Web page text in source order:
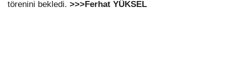
törenini bekledi. >>>Ferhat YÜKSEL